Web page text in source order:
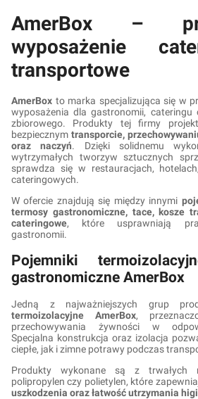
AmerBox –
wyposażenie
transportowe
AmerBox to marka specjalizująca się w
wyposażenia dla gastronomii, cateringu
zbiorowego. Produkty tej firmy
bezpiecznym transporcie,
oraz naczyń. Dzięki solidnemu
wytrzymałych tworzyw sztucznych
sprawdza się w restauracjach,
cateringowych.
W ofercie znajdują się między innymi
termosy gastronomiczne, tace, kosze
cateringowe, które usprawniają
gastronomii.
Pojemniki
gastronomiczne AmerBox
Jedną z najważniejszych grup
termoizolacyjne AmerBox,
przechowywania żywności w
Specjalna konstrukcja oraz izolacja
ciepłe, jak i zimne potrawy podczas
Produkty wykonane są z trwałych
polipropylen czy polietylen, które
uszkodzenia oraz łatwość utrzymania